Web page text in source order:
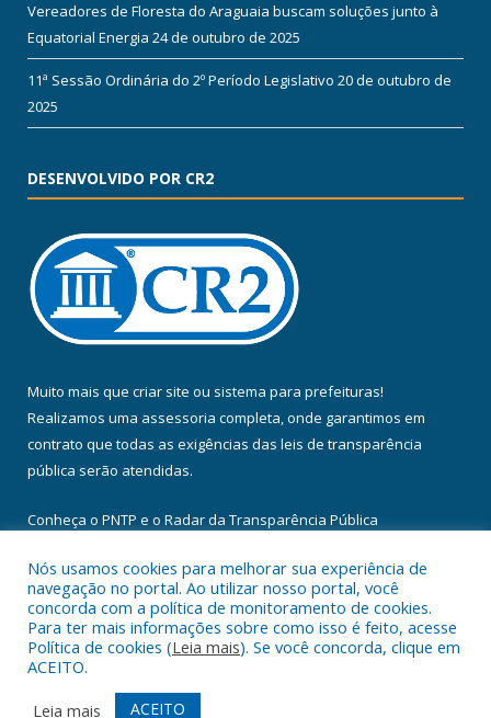
Vereadores de Floresta do Araguaia buscam soluções junto à
Equatorial Energia 24 de outubro de 2025
11ª Sessão Ordinária do 2º Período Legislativo 20 de outubro de
2025
DESENVOLVIDO POR CR2
Muito mais que criar site ou sistema para prefeituras!
Realizamos uma assessoria completa, onde garantimos em
contrato que todas as exigências das leis de transparência
pública serão atendidas.
Conheça o PNTP e o Radar da Transparência Pública
Todos os direitos reservados a Câmara Municipal de Floresta do
Araguaia.
Mapa do Site Acessar Área Administrativa
Nós usamos cookies para melhorar sua experiência de
navegação no portal. Ao utilizar nosso portal, você
concorda com a política de monitoramento de cookies.
Para ter mais informações sobre como isso é feito, acesse
Política de cookies (Leia mais). Se você concorda, clique em
ACEITO.
Leia mais
ACEITO